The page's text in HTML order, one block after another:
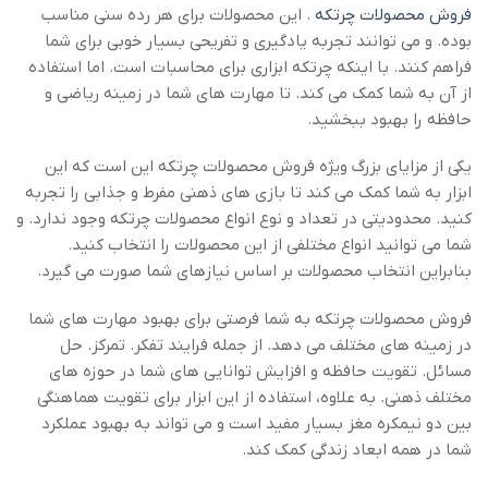
فروش محصولات چرتکه . این محصولات برای هر رده سنی مناسب
بوده. و می توانند تجربه یادگیری و تفریحی بسیار خوبی برای شما
فراهم کنند. با اینکه چرتکه ابزاری برای محاسبات است. اما استفاده
از آن به شما کمک می کند. تا مهارت های شما در زمینه ریاضی و
حافظه را بهبود ببخشید.
یکی از مزایای بزرگ ویژه فروش محصولات چرتکه این است که این
ابزار به شما کمک می کند تا بازی های ذهنی مفرط و جذابی را تجربه
کنید. محدودیتی در تعداد و نوع انواع محصولات چرتکه وجود ندارد. و
شما می توانید انواع مختلفی از این محصولات را انتخاب کنید.
بنابراین انتخاب محصولات بر اساس نیازهای شما صورت می گیرد.
فروش محصولات چرتکه به شما فرصتی برای بهبود مهارت های شما
در زمینه های مختلف می دهد. از جمله فرایند تفکر. تمرکز. حل
مسائل. تقویت حافظه و افزایش توانایی های شما در حوزه های
مختلف ذهنی. به علاوه، استفاده از این ابزار برای تقویت هماهنگی
بین دو نیمکره مغز بسیار مفید است و می تواند به بهبود عملکرد
شما در همه ابعاد زندگی کمک کند.